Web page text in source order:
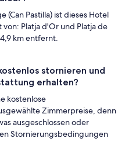
(Can Pastilla) ist dieses Hotel
Platja d'Or und Platja de
km entfernt.
stornieren und
erhalten?
kostenlose
Zimmerpreise, denn
ausgeschlossen oder
Stornierungsbedingungen